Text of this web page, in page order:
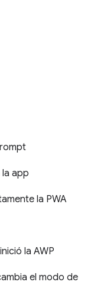
app
la PWA
la AWP
el modo de